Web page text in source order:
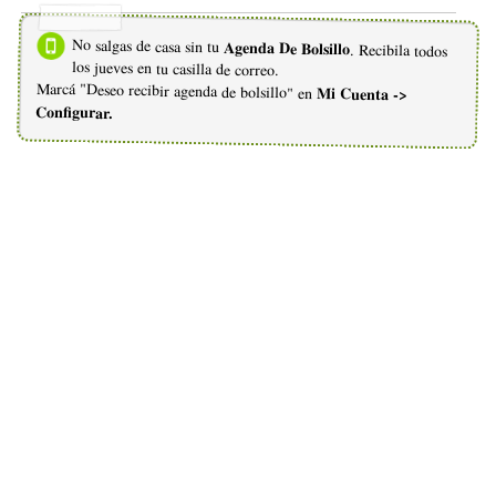
No salgas de casa sin tu Agenda De Bolsillo. Recibila todos
los jueves en tu casilla de correo.
Marcá "Deseo recibir agenda de bolsillo" en Mi Cuenta ->
Configurar.